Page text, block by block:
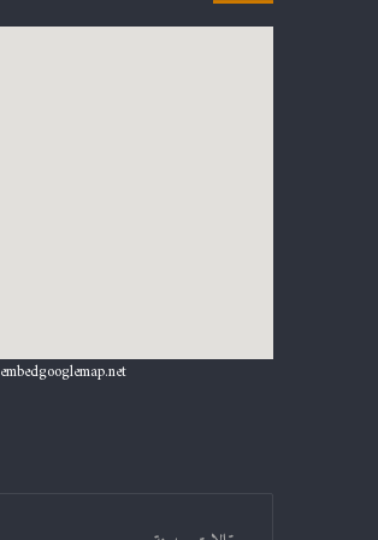
embedgooglemap.net